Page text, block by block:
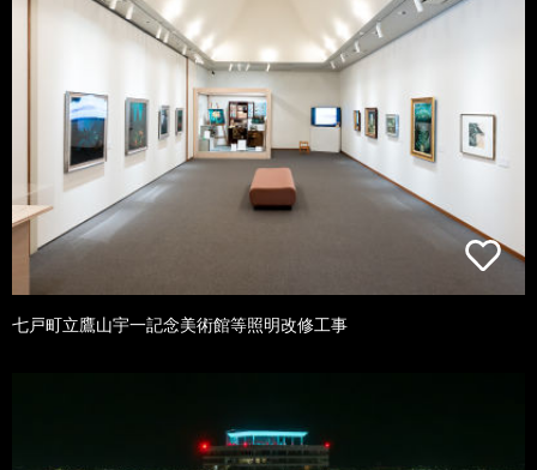
七戸町立鷹山宇一記念美術館等照明改修工事